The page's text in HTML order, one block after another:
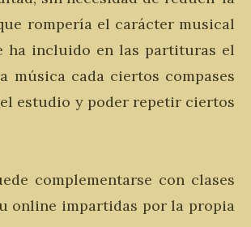
rompería el carácter musical
ha incluido en las partituras el
música cada ciertos compases
estudio y poder repetir ciertos
complementarse con clases
online impartidas por la propia